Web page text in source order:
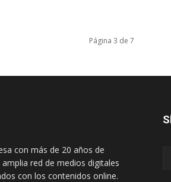
Página 3 de 7
con más de 20 años de
red de medios digitales
con los contenidos online.